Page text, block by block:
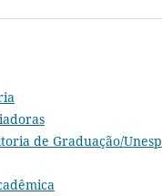
de Graduação/Unesp